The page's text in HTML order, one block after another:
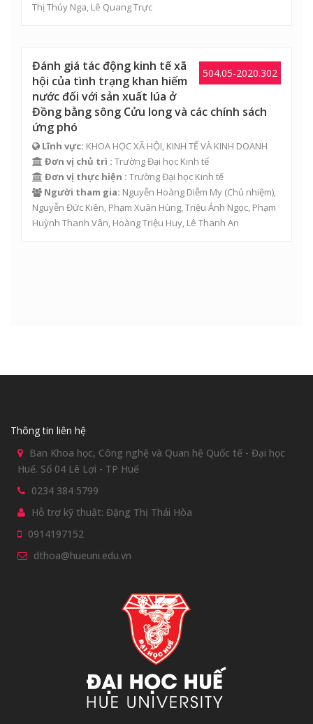
Thị Thúy Nga, Lê Quang Trực
504.05-2020.302
Đánh giá tác động kinh tế xã
hội của tình trạng khan hiếm
nước đối với sản xuất lúa ở
Đồng bằng sông Cửu long và các chính sách
ứng phó
Lĩnh vực: KHOA HỌC XÃ HỘI, KINH TẾ VÀ KINH DOANH
Đơn vị chủ trì : Trường Đại học Kinh tế
Đơn vị thực hiện : Trường Đại học Kinh tế
Người tham gia: Nguyễn Hoàng Diễm My (Chủ nhiệm),
Nguyễn Đức Kiên, Phạm Xuân Hùng, Triệu Ánh Ngọc, Phạm
Huỳnh Thanh Vân, Hoàng Triệu Huy, Lê Thanh An
Thông tin liên hệ
Ban Khoa học, Công nghệ và Quan hệ Quốc tế - Đại học
Huế. Số 04 Lê Lợi - TP Huế
0234 384 5799
Hỗ trợ kỹ thuật: Đặng Thị Thái Hòa
0914197152
dthoa@hueuni.edu.vn